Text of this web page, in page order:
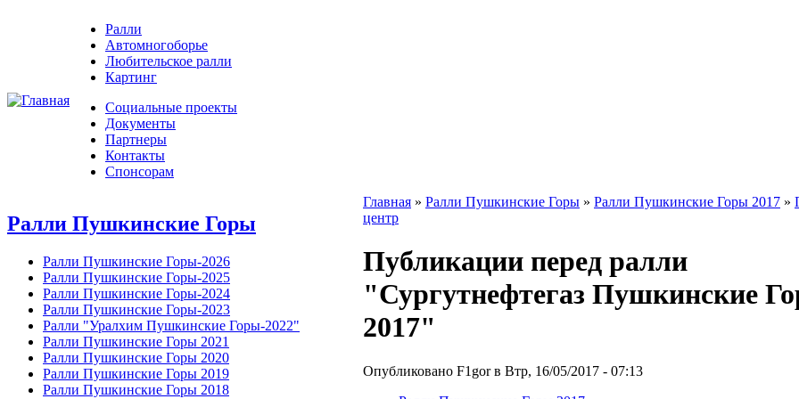
Ралли
Автомногоборье
Любительское ралли
Картинг
Социальные проекты
Документы
Партнеры
Контакты
Спонсорам
Ралли Пушкинские Горы
Ралли Пушкинские Горы-2026
Ралли Пушкинские Горы-2025
Ралли Пушкинские Горы-2024
Ралли Пушкинские Горы-2023
Ралли "Уралхим Пушкинские Горы-2022"
Ралли Пушкинские Горы 2021
Ралли Пушкинские Горы 2020
Ралли Пушкинские Горы 2019
Ралли Пушкинские Горы 2018
Главная » Ралли Пушкинские Горы » Ралли Пушкинские Горы 2017 »
центр
Публикации перед ралли
"Сургутнефтегаз Пушкинские
2017"
Опубликовано F1gor в Втр, 16/05/2017 - 07:13